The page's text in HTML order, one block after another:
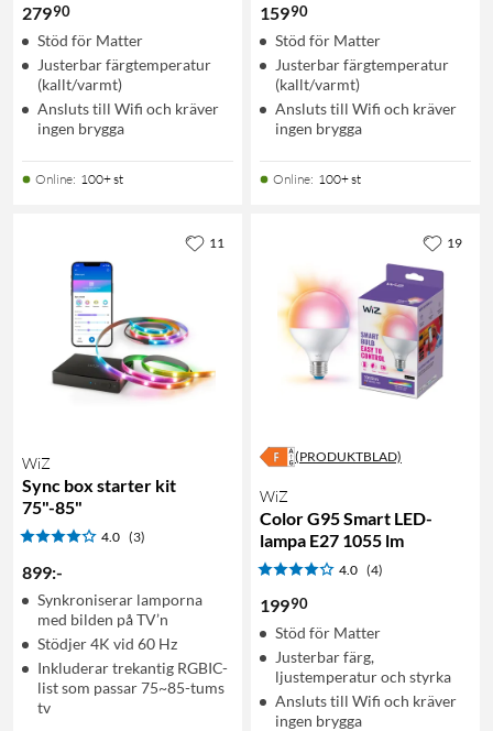
27990
Stöd för Matter
Justerbar färgtemperatur
(kallt/varmt)
Ansluts till Wifi och kräver
ingen brygga
Online: 100+ st
15990
Stöd för Matter
Justerbar färgtemperatur
(kallt/varmt)
Ansluts till Wifi och kräver
ingen brygga
Online: 100+ st
WiZ
Sync box starter kit
75"-85"
4.0 (3)
899:-
Synkroniserar lamporna
med bilden på TV’n
Stödjer 4K vid 60 Hz
Inkluderar trekantig RGBIC-
list som passar 75~85-tums
tv
11
(PRODUKTBLAD)
WiZ
Color G95 Smart LED-
lampa E27 1055 lm
4.0 (4)
19990
Stöd för Matter
Justerbar färg,
ljustemperatur och styrka
Ansluts till Wifi och kräver
ingen brygga
19